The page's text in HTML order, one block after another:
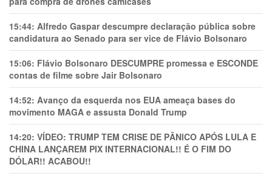
15:44: Alfredo Gaspar descumpre declaração pública sobre
candidatura ao Senado para ser vice de Flávio Bolsonaro
15:06: Flávio Bolsonaro DESCUMPRE promessa e ESCONDE
contas de filme sobre Jair Bolsonaro
14:52: Avanço da esquerda nos EUA ameaça bases do
movimento MAGA e assusta Donald Trump
14:20: VÍDEO: TRUMP TEM CRlSE DE PÂNlCO APÓS LULA E
CHINA LANÇAREM PIX INTERNACIONAL!! É O FIM DO
DÓLAR!! ACABOU!!